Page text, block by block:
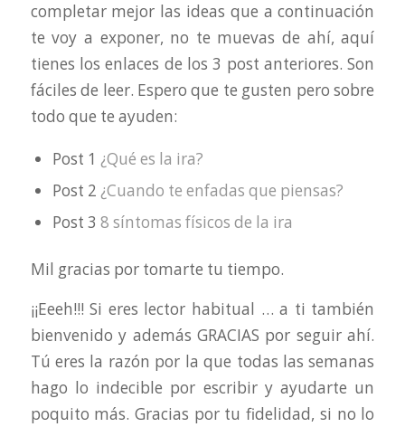
completar mejor las ideas que a continuación
te voy a exponer, no te muevas de ahí, aquí
tienes los enlaces de los 3 post anteriores. Son
fáciles de leer. Espero que te gusten pero sobre
todo que te ayuden:
Post 1 ¿Qué es la ira?
Post 2 ¿Cuando te enfadas que piensas?
Post 3 8 síntomas físicos de la ira
Mil gracias por tomarte tu tiempo.
¡¡Eeeh!!! Si eres lector habitual … a ti también
bienvenido y además GRACIAS por seguir ahí.
Tú eres la razón por la que todas las semanas
hago lo indecible por escribir y ayudarte un
poquito más. Gracias por tu fidelidad, si no lo